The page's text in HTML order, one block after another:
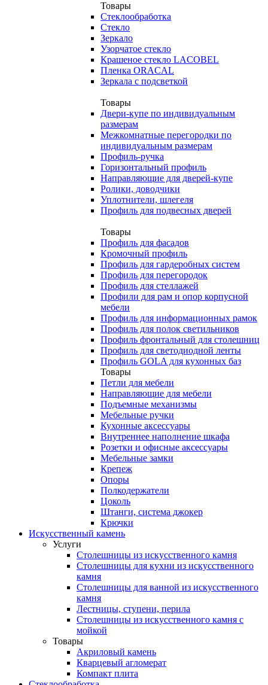
Товары
Стеклообработка
Стекло
Зеркало
Узорчатое стекло
Крашеное стекло LACOBEL
Пленка ORACAL
Зеркала с подсветкой
Товары
Двери-купе по индивидуальным
размерам
Межкомнатные перегородки по
индивидуальным размерам
Профиль-ручка
Горизонтальный профиль
Направляющие для дверей-купе
Ролики, доводчики
Уплотнители, шлегеля
Профиль для подвесных дверей
Товары
Профиль для фасадов
Кромочный профиль
Профиль для гардеробных систем
Профиль для перегородок
Профиль для стеллажей
Профили для рам и опор корпусной
мебели
Профиль для информационных рамок
Профиль для полок светильников
Профиль фронтальный для столешниц
Профиль для светодиодной ленты
Профиль GOLA для кухонных баз
Товары
Петли для мебели
Направляющие для мебели
Подъемные механизмы
Мебельные ручки
Кухонные аксессуары
Внутреннее наполнение шкафа
Розетки и офисные аксессуары
Мебельные замки
Крепеж
Опоры
Полкодержатели
Цоколь
Штанги, система джокер
Крючки
Искусственный камень
Услуги
Столешницы из искусственного камня
Столешницы для кухни из искусственного
камня
Столешницы для ванной из искусственного
камня
Лестницы, ступени, перила
Столешницы из искусственного камня с
мойкой
Товары
Акриловый камень
Кварцевый агломерат
Компакт плита